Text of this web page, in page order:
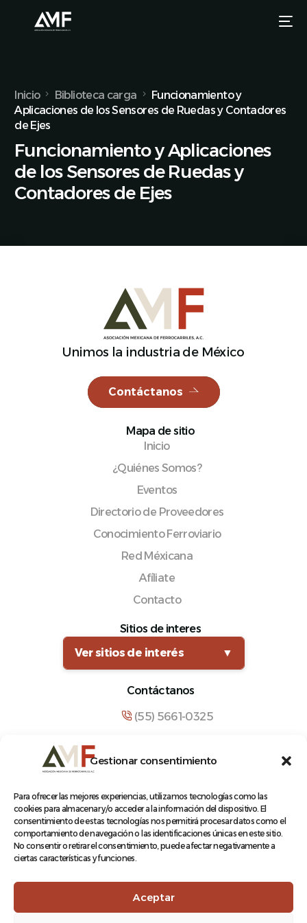
Gestionar consentimiento
Para ofrecer las mejores experiencias, utilizamos tecnologías como las
cookies para almacenar y/o acceder a la información del dispositivo. El
consentimiento de estas tecnologías nos permitirá procesar datos como el
comportamiento de navegación o las identificaciones únicas en este sitio.
No consentir o retirar el consentimiento, puede afectar negativamente a
ciertas características y funciones.
Aceptar
Inicio Biblioteca carga
Funcionamiento y
Aplicaciones de los Sensores de Ruedas y Contadores
de Ejes
Funcionamiento y Aplicaciones
de los Sensores de Ruedas y
Contadores de Ejes
Unimos la industria de México
Contáctanos
Mapa de sitio
Inicio
¿Quiénes Somos?
Eventos
Directorio de Proveedores
Conocimiento Ferroviario
Red Méxicana
Afíliate
Contacto
Sitios de interes
Ver sitios de interés
▼
Contáctanos
(55) 5661-0325
Manuel María Contreras 133, Cuauhtémoc,